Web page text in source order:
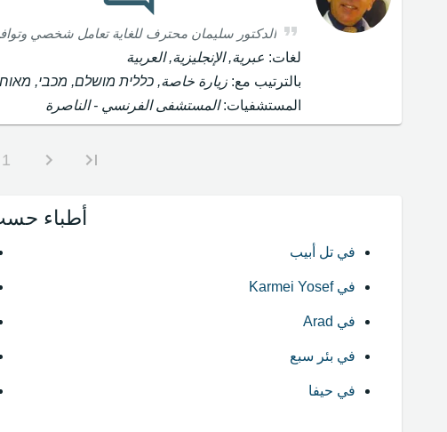
لغات: عبرية, الإنجليزية, العربية
بالترتيب مع: زيارة خاصة, כללית מושלם, מכבי,
المستشفيات:المستشفى الفرنسي - الناصرة
1
أطباء
في تل أبيب
في Karmei Yosef
في Arad
في بئر سبع
في حيفا